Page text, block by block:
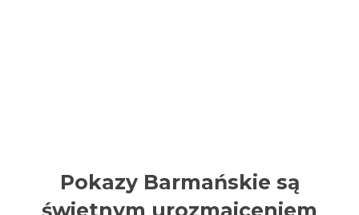
Pokazy Barmańskie są
świetnym urozmaiceniem